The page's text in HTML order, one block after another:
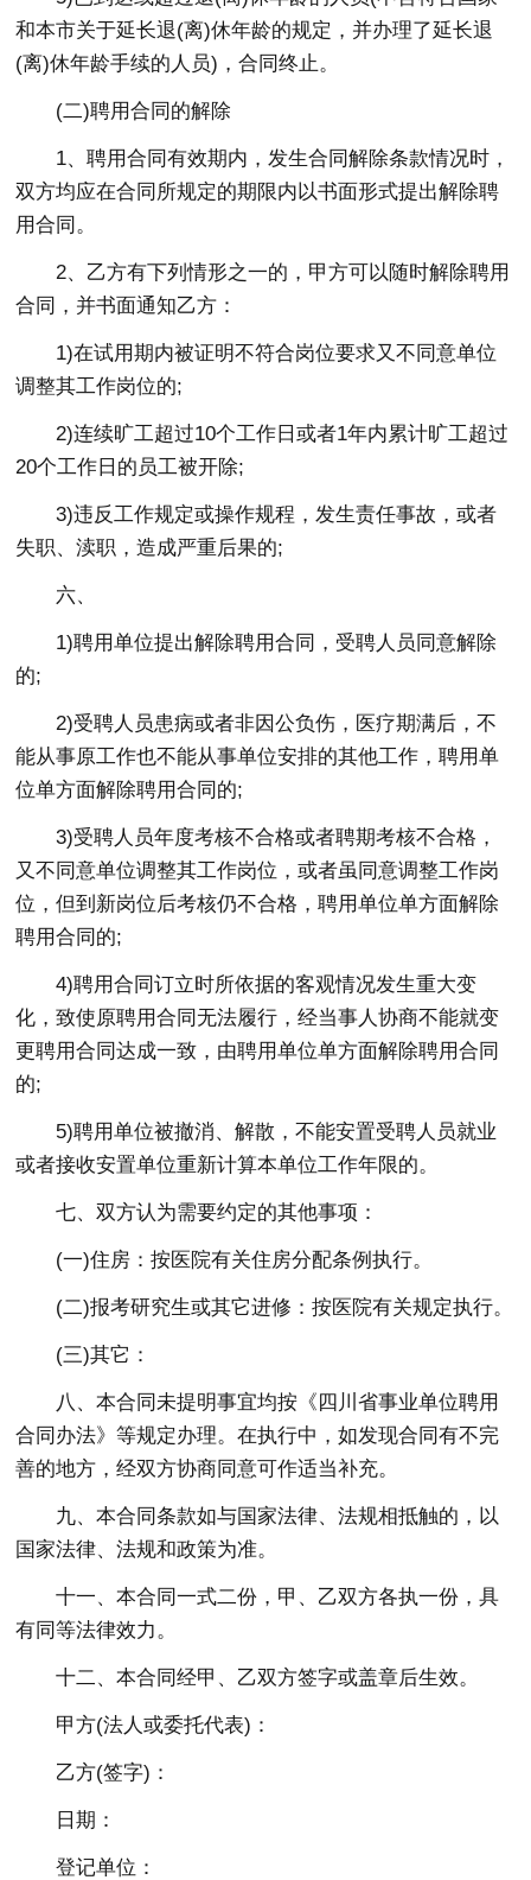
和本市关于延长退(离)休年龄的规定，并办理了延长退
(离)休年龄手续的人员)，合同终止。
(二)聘用合同的解除
1、聘用合同有效期内，发生合同解除条款情况时，
双方均应在合同所规定的期限内以书面形式提出解除聘
用合同。
2、乙方有下列情形之一的，甲方可以随时解除聘用
合同，并书面通知乙方：
1)在试用期内被证明不符合岗位要求又不同意单位
调整其工作岗位的;
2)连续旷工超过10个工作日或者1年内累计旷工超过
20个工作日的员工被开除;
3)违反工作规定或操作规程，发生责任事故，或者
失职、渎职，造成严重后果的;
六、
1)聘用单位提出解除聘用合同，受聘人员同意解除
的;
2)受聘人员患病或者非因公负伤，医疗期满后，不
能从事原工作也不能从事单位安排的其他工作，聘用单
位单方面解除聘用合同的;
3)受聘人员年度考核不合格或者聘期考核不合格，
又不同意单位调整其工作岗位，或者虽同意调整工作岗
位，但到新岗位后考核仍不合格，聘用单位单方面解除
聘用合同的;
4)聘用合同订立时所依据的客观情况发生重大变
化，致使原聘用合同无法履行，经当事人协商不能就变
更聘用合同达成一致，由聘用单位单方面解除聘用合同
的;
5)聘用单位被撤消、解散，不能安置受聘人员就业
或者接收安置单位重新计算本单位工作年限的。
七、双方认为需要约定的其他事项：
(一)住房：按医院有关住房分配条例执行。
(二)报考研究生或其它进修：按医院有关规定执行。
(三)其它：
八、本合同未提明事宜均按《四川省事业单位聘用
合同办法》等规定办理。在执行中，如发现合同有不完
善的地方，经双方协商同意可作适当补充。
九、本合同条款如与国家法律、法规相抵触的，以
国家法律、法规和政策为准。
十一、本合同一式二份，甲、乙双方各执一份，具
有同等法律效力。
十二、本合同经甲、乙双方签字或盖章后生效。
甲方(法人或委托代表)：
乙方(签字)：
日期：
登记单位：